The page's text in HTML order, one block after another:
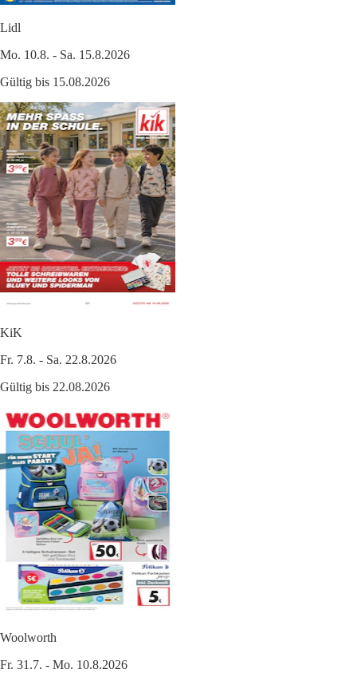
Lidl
Mo. 10.8. - Sa. 15.8.2026
Gültig bis 15.08.2026
KiK
Fr. 7.8. - Sa. 22.8.2026
Gültig bis 22.08.2026
Woolworth
Fr. 31.7. - Mo. 10.8.2026